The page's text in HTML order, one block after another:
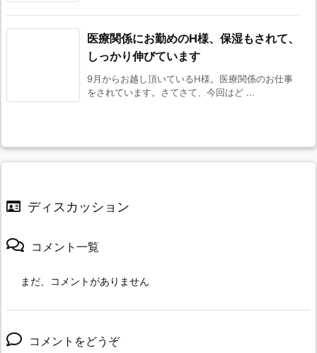
医療関係にお勤めのH様、保湿もされて、
しっかり伸びています
9月からお越し頂いているH様。医療関係のお仕事
をされています。さてさて、今回はど ...
ディスカッション
コメント一覧
まだ、コメントがありません
コメントをどうぞ